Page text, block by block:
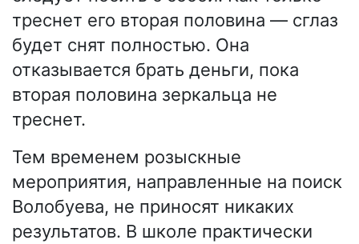
треснет его вторая половина — сглаз
будет снят полностью. Она
отказывается брать деньги, пока
вторая половина зеркальца не
треснет.
Тем временем розыскные
мероприятия, направленные на поиск
Волобуева, не приносят никаких
результатов. В школе практически